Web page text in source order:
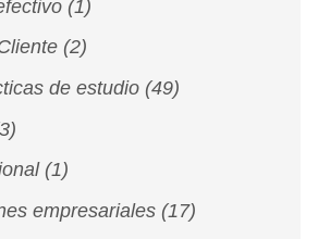
(1)
(2)
de estudio (49)
(1)
empresariales (17)